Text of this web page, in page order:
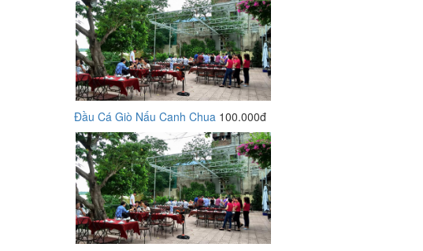
Đầu Cá Giò Nấu Canh Chua 100.000đ